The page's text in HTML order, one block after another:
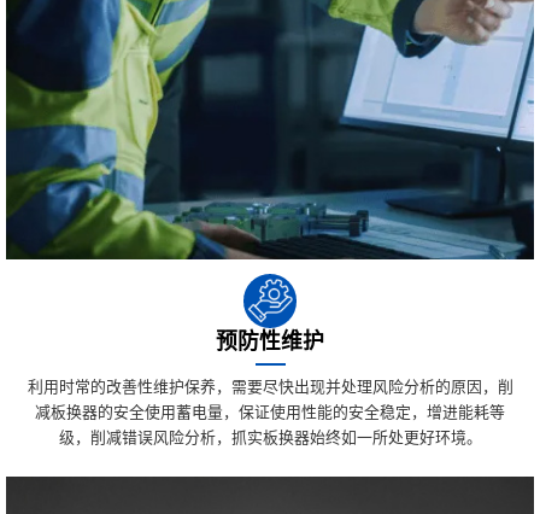
预防性维护
利用时常的改善性维护保养，需要尽快出现并处理风险分析的原因，削
减板换器的安全使用蓄电量，保证使用性能的安全稳定，增进能耗等
级，削减错误风险分析，抓实板换器始终如一所处更好环境。